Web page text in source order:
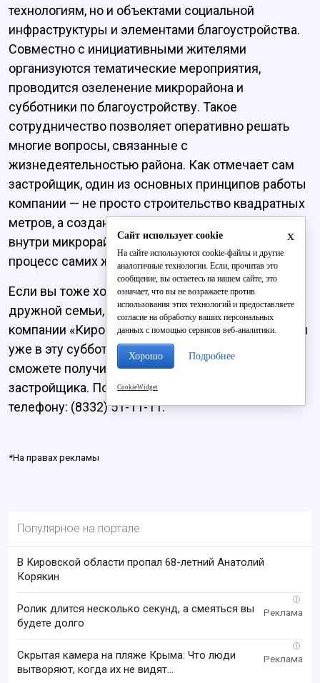
технологиям, но и объектами социальной
инфраструктуры и элементами благоустройства.
Совместно с инициативными жителями
организуются тематические мероприятия,
проводится озеленение микрорайона и
субботники по благоустройству. Такое
сотрудничество позволяет оперативно решать
многие вопросы, связанные с
жизнедеятельностью района. Как отмечает сам
застройщик, один из основных принципов работы
компании — не просто строительство квадратных
метров, а создание комфортного пространства
внутри микрорайонов и вовлечение в этот
процесс самих жителей.
Если вы тоже хотите стать частью этой большой и
дружной семьи, запишитесь на экскурсию
компании «Кировспецмонтаж», которая состоится
уже в эту субботу, 1 июня, и на которой вы
сможете получить выгодное предложение от
застройщика. Подробности можно узнать по
телефону: (8332) 51-11-11.
*На правах рекламы
Популярное на портале
В Кировской области пропал 68-летний Анатолий
Корякин
i
Ролик длится несколько секунд, а смеяться вы
будете долго
i
Скрытая камера на пляже Крыма: Что люди
вытворяют, когда их не видят...
x
Сайт использует cookie
На сайте используются cookie-файлы и другие
аналогичные технологии. Если, прочитав это
сообщение, вы остаетесь на нашем сайте, это
означает, что вы не возражаете против
использования этих технологий и предоставляете
согласие на обработку ваших персональных
данных с помощью сервисов веб-аналитики.
Хорошо Подробнее
CookieWidget